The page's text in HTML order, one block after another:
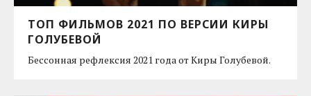
ТОП ФИЛЬМОВ 2021 ПО ВЕРСИИ КИРЫ
ГОЛУБЕВОЙ
Бессонная рефлексия 2021 года от Киры Голубевой.